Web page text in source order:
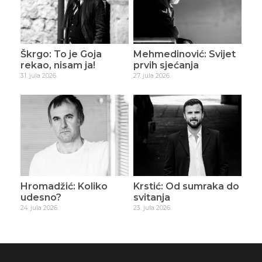
Škrgo: To je Goja
rekao, nisam ja!
31. jula 2026.
Mehmedinović: Svijet
prvih sjećanja
27. jula 2026.
Hromadžić: Koliko
udesno?
24. jula 2026.
Krstić: Od sumraka do
svitanja
23. jula 2026.